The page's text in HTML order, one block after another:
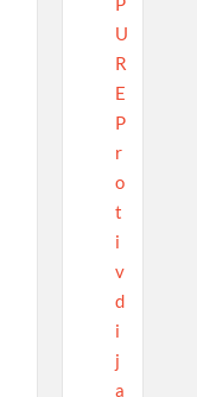
U
R
E
P
r
o
t
i
v
d
i
j
a